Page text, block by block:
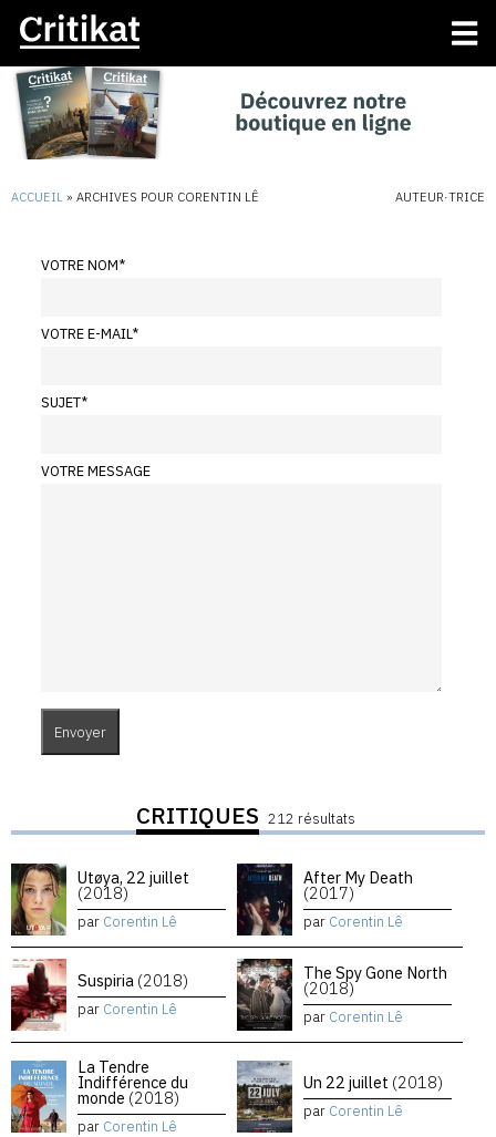
ACCUEIL » ARCHIVES POUR CORENTIN LÊ AUTEUR·TRICE
VOTRE NOM*
VOTRE E-MAIL*
SUJET*
VOTRE MESSAGE
CRITIQUES 212 résultats
Utøya, 22 juillet
(2018)
par Corentin Lê
After My Death
(2017)
par Corentin Lê
Suspiria (2018)
par Corentin Lê
The Spy Gone North
(2018)
par Corentin Lê
La Tendre
Indifférence du
monde (2018)
par Corentin Lê
Un 22 juillet (2018)
par Corentin Lê